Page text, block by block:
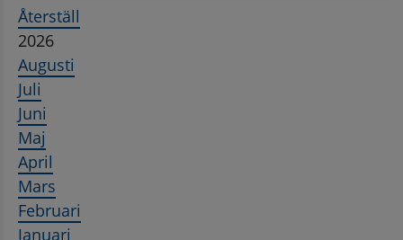
Återställ
2026
Augusti
Juli
Juni
Maj
April
Mars
Februari
Januari